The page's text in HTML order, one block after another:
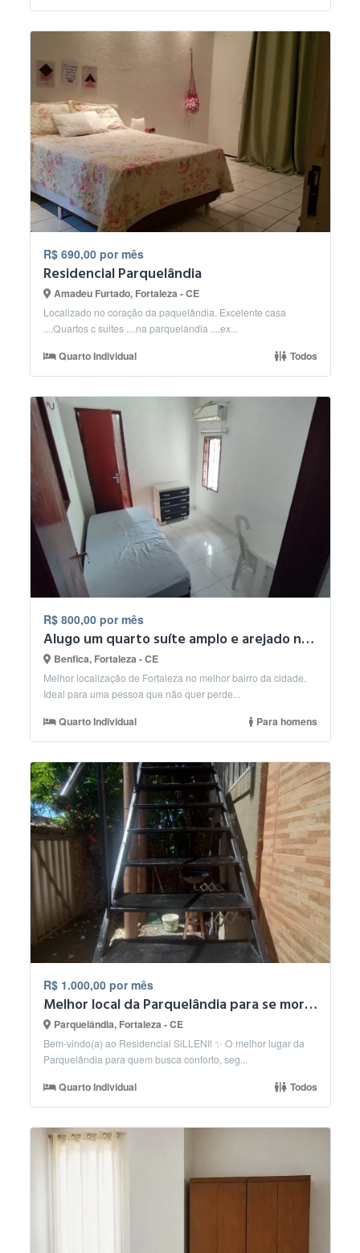
R$ 690,00 por mês
Residencial Parquelândia
Amadeu Furtado, Fortaleza - CE
Localizado no coração da paquelândia. Excelente casa
....Quartos c suites ....na parquelandia ....ex...
Quarto Individual Todos
R$ 800,00 por mês
Alugo um quarto suíte amplo e arejado no bairro Benfica.
Benfica, Fortaleza - CE
Melhor localização de Fortaleza no melhor bairro da cidade.
Ideal para uma pessoa que não quer perde...
Quarto Individual Para homens
R$ 1.000,00 por mês
Melhor local da Parquelândia para se morar.
Parquelândia, Fortaleza - CE
Bem-vindo(a) ao Residencial SiLLENI! ✨ O melhor lugar da
Parquelândia para quem busca conforto, seg...
Quarto Individual Todos